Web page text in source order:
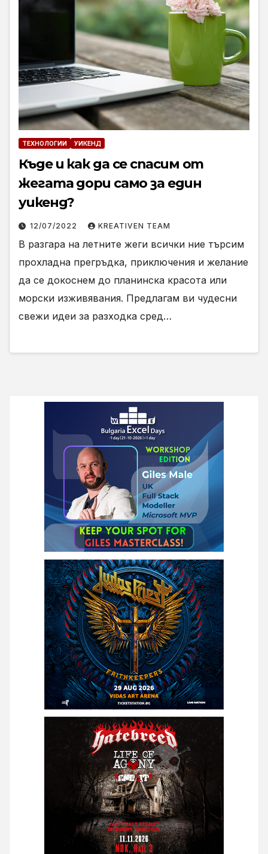
ТЕХНОЛОГИИ УИКЕНД
Къде и как да се спасим от
жегата дори само за един
уикенд?
12/07/2022 KREATIVEN TEAM
В разгара на летните жеги всички ние търсим
прохладна прегръдка, приключения и желание
да се докоснем до планинска красота или
морски изживявания. Предлагам ви чудесни
свежи идеи за разходка сред…